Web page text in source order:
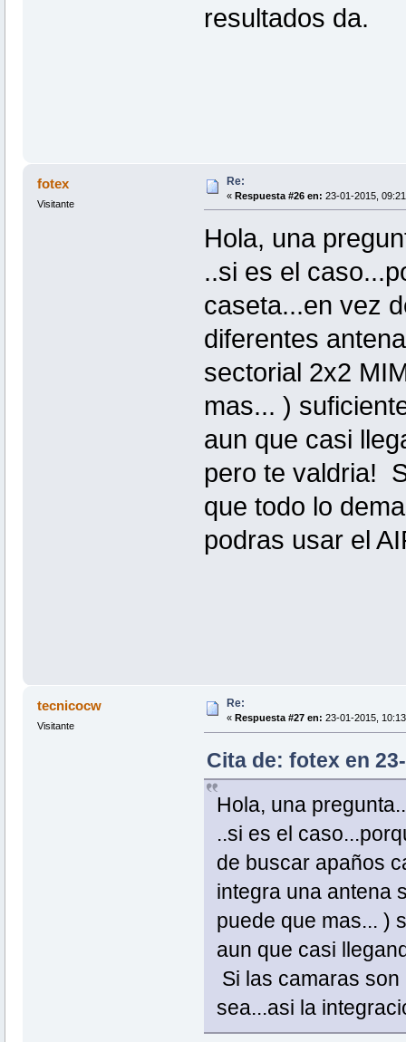
resultados da.
fotex
Visitante
Re:
« Respuesta #26 en: 23-01-2015,
Hola, una
..si es el
caseta...en vez
diferentes
sectorial 2x2
mas... )
aun que casi
pero te valdria!
que todo lo
podras usar el
tecnicocw
Visitante
Re:
« Respuesta #27 en: 23-01-2015,
Cita de: fotex en
Hola, una
..si es el
de buscar apaños
integra una antena
puede que mas... )
aun que casi
Si las camaras
sea...asi la